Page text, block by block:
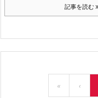
記事を読む
« ‹